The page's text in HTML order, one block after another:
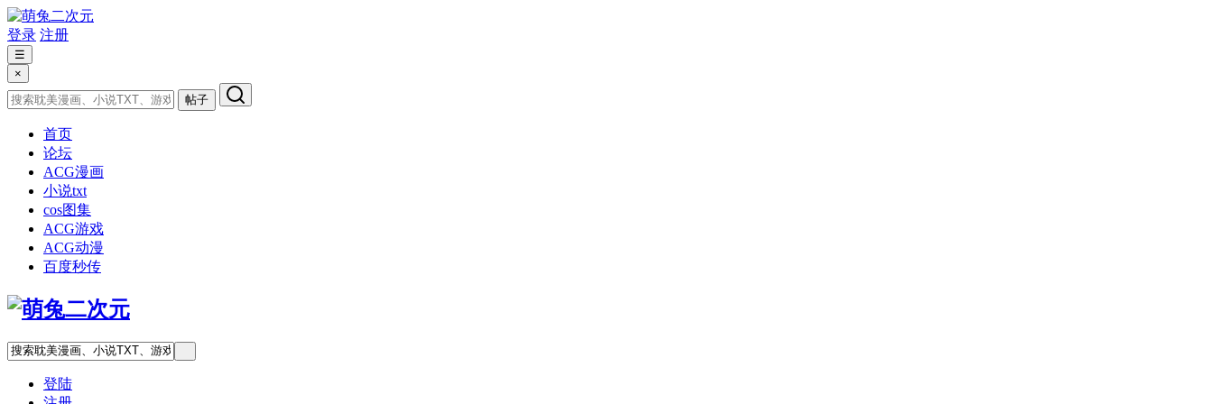
登录 注册
☰
×
帖子
首页
论坛
ACG漫画
小说txt
cos图集
ACG游戏
ACG动漫
百度秒传
登陆